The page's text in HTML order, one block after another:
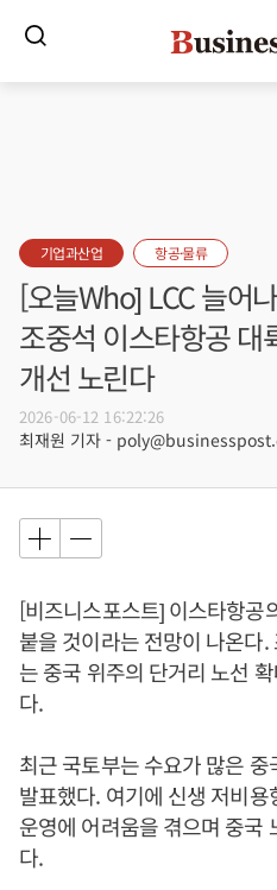
기업과산업 항공·물류
[오늘Who] LCC 늘어
조중석 이스타항공 대
개선 노린다
2026-06-12 16:22:26
최재원 기자 -
[비즈니스포스트] 이스타항공
붙을 것이라는 전망이 나온다
는 중국 위주의 단거리 노선
다.
최근 국토부는 수요가 많은
발표했다. 여기에 신생 저비
운영에 어려움을 겪으며 중국
다.